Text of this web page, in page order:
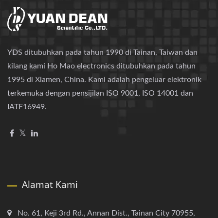
YDS ditubuhkan pada tahun 1990 di Tainan, Taiwan dan
kilang kami Ho Mao electronics ditubuhkan pada tahun
1995 di Xiamen, China. Kami adalah pengeluar elektronik
terkemuka dengan pensijilan ISO 9001, ISO 14001 dan
IATF16949.
Alamat Kami
No. 61, Keji 3rd Rd., Annan Dist., Tainan City 70955,